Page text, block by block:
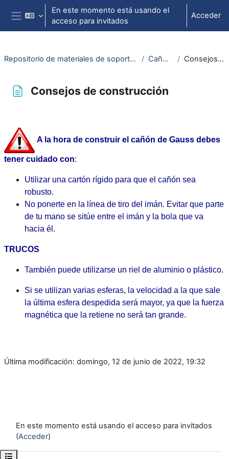
Salta al contenido principal
Panel lateral
En este momento está usando el
acceso para invitados
Acceder
Abrir índice del curso
Repositorio de materiales de soporte para la docencia de la física universitaria II Cañón de Gauss Consejos de construcción
Consejos de construcción
A la hora de construir el cañón de Gauss debes
tener cuidado con:
Utilizar una cartón rígido para que el cañón sea
robusto.
No ponerte en la línea de tiro del imán. Evitar que parte
de tu mano se sitúe entre el imán y la bola que va
hacia él.
TRUCOS
También puede utilizarse un riel de aluminio o plástico.
Si se utilizan varias esferas, la velocidad a la que sale
la última esfera despedida será mayor, ya que la fuerza
magnética que la retiene no será tan grande.
Última modificación: domingo, 12 de junio de 2022, 19:32
En este momento está usando el acceso para invitados
(Acceder)